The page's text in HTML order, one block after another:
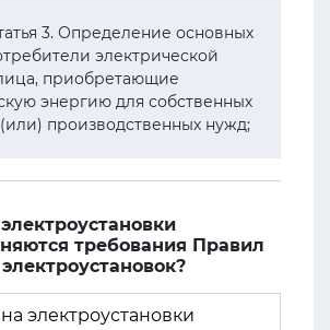
3. Определение основных
электрической
приобретающие
энергию для собственных
производственных нужд;
требования Правил
электроустановки